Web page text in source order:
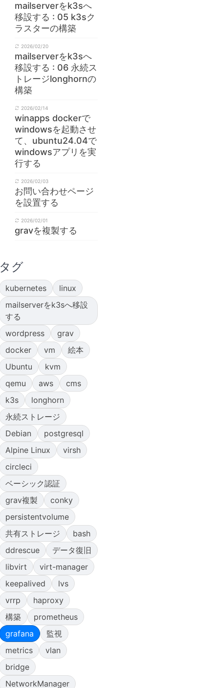
mailserverをk3sへ
移設する : 05 k3sク
ラスターの構築
2026/02/20
mailserverをk3sへ
移設する : 06 永続ス
トレージlonghornの
構築
2026/02/14
winapps dockerで
windowsを起動させ
て、ubuntu24.04で
windowsアプリを実
行する
2026/02/03
お問い合わせページ
を設置する
2026/02/01
gravを複製する
タグ
kubernetes
linux
mailserverをk3sへ移設
する
wordpress
grav
docker
vm
絵本
Ubuntu
kvm
qemu
aws
cms
k3s
longhorn
永続ストレージ
Debian
postgresql
Alpine Linux
virsh
circleci
ベーシック認証
grav複製
conky
persistentvolume
共有ストレージ
bash
ddrescue
データ復旧
libvirt
virt-manager
keepalived
lvs
vrrp
haproxy
構築
prometheus
grafana
監視
metrics
vlan
bridge
NetworkManager